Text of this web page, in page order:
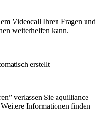
Videocall Ihren Fragen und
weiterhelfen kann.
erstellt
verlassen Sie aquilliance
Informationen finden